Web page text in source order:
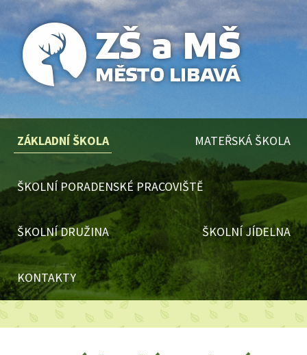
ZÁKLADNÍ ŠKOLA MATEŘSKÁ ŠKOLA
ŠKOLNÍ PORADENSKÉ PRACOVIŠTĚ
ŠKOLNÍ DRUŽINA ŠKOLNÍ JÍDELNA
KONTAKTY